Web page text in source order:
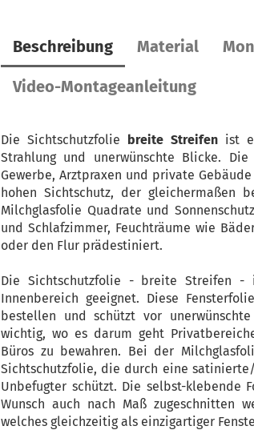
Beschreibung Material
Video-Montageanleitung
Die Sichtschutzfolie breite Streifenist
Strahlung und unerwünschte Blicke.
Gewerbe, Arztpraxen und private
hohen Sichtschutz, der gleichermaßen
Milchglasfolie Quadrate und
und Schlafzimmer, Feuchträume wie
oder den Flur prädestiniert.
Die Sichtschutzfolie - breite Streifen -
Innenbereich geeignet. Diese
bestellen und schützt vor
wichtig, wo es darum geht
Büros zu bewahren. Bei der
Sichtschutzfolie, die durch eine
Unbefugter schützt. Die selbst-
Wunsch auch nach Maß zugeschnitten
welches gleichzeitig als einzigartiger